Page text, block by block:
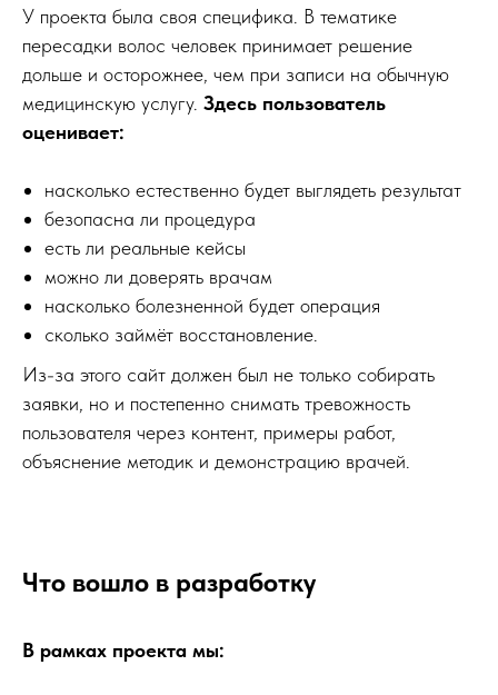
У проекта была своя специфика. В тематике
пересадки волос человек принимает решение
дольше и осторожнее, чем при записи на обычную
медицинскую услугу. Здесь пользователь
оценивает:
насколько естественно будет выглядеть результат
безопасна ли процедура
есть ли реальные кейсы
можно ли доверять врачам
насколько болезненной будет операция
сколько займёт восстановление.
Из-за этого сайт должен был не только собирать
заявки, но и постепенно снимать тревожность
пользователя через контент, примеры работ,
объяснение методик и демонстрацию врачей.
Что вошло в разработку
В рамках проекта мы: